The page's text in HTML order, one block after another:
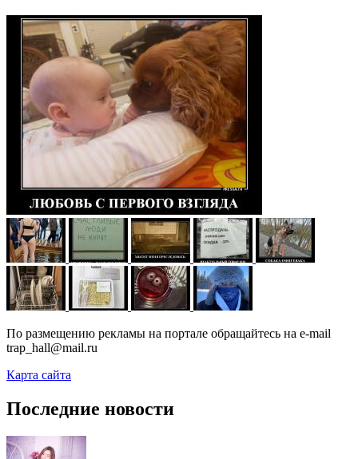
По размещению рекламы на портале обращайтесь на e-mail
trap_hall@mail.ru
Карта сайта
Последние новости